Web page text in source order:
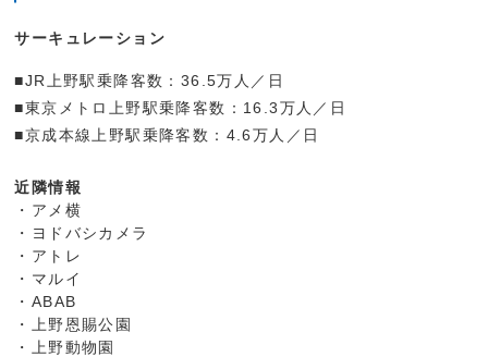
サーキュレーション
■JR上野駅乗降客数：36.5万人／日
■東京メトロ上野駅乗降客数：16.3万人／日
■京成本線上野駅乗降客数：4.6万人／日
近隣情報
・アメ横
・ヨドバシカメラ
・アトレ
・マルイ
・ABAB
・上野恩賜公園
・上野動物園